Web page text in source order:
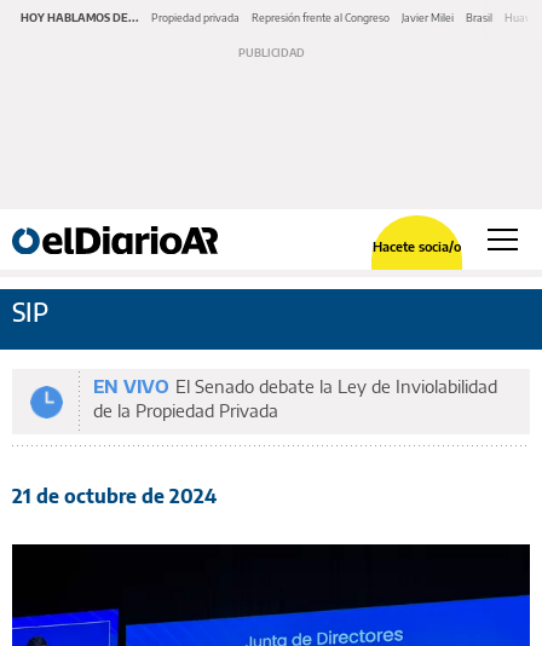
HOY HABLAMOS DE... Propiedad privada Represión frente al Congreso Javier Milei Brasil Huawei
Hacete socia/o
SIP
EN VIVO El Senado debate la Ley de Inviolabilidad
de la Propiedad Privada
21 de octubre de 2024